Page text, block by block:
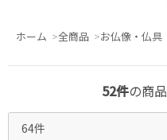
ホーム 全商品 お仏像・仏具
52件の商